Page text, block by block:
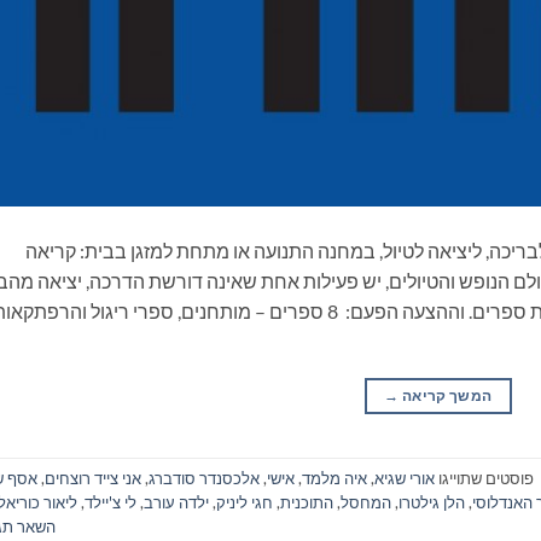
ליציאה לטיול, במחנה התנועה או מתחת למזגן בבית: קריאה
הנופש והטיולים, יש פעילות אחת שאינה דורשת הדרכה, יציאה
ונסיעה, התארגנות ממושכת ואפילו שיחה: קריאת ספרים. וההצעה הפעם: 8 ספרים – מותחנים, ספרי ריגול
המשך קריאה →
פוסטים שתוייגו אורי שגיא,איה מלמד,אישי,אלכסנדר סודברג,אני צייד רוצחים,אסף
,הלן גילטרו,המחסל,התוכנית, חגי ליניק,ילדה עורב,לי צ'יילד,ליאור
השאר